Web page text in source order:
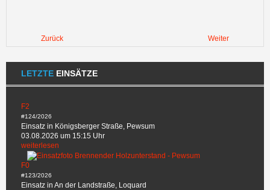
Zurück Weiter
LETZTE EINSÄTZE
F2
#124/2026
Einsatz in Königsberger Straße, Pewsum
03.08.2026 um 15:15 Uhr
weiterlesen
F0
#123/2026
Einsatz in An der Landstraße, Loquard